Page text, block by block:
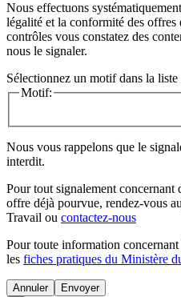
Nous effectuons
légalité et la conformité des
contrôles vous constatez des
nous le signaler.
Sélectionnez un motif dans la liste
Motif:
Nous vous rappelons que le
interdit.
Pour tout signalement concernant
offre déjà pourvue, rendez-vous
Travail ou contactez-nous
Pour toute information concernant
les fiches pratiques du Ministère
Annuler